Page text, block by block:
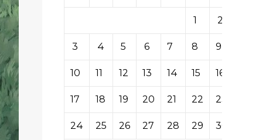
1 2
3 4 5 6 7 8 9
10 11 12 13 14 15 16
17 18 19 20 21 22 23
24 25 26 27 28 29 30